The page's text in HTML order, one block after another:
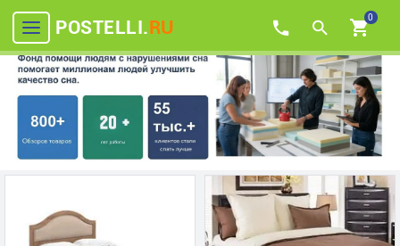
POSTELLI.RU 0